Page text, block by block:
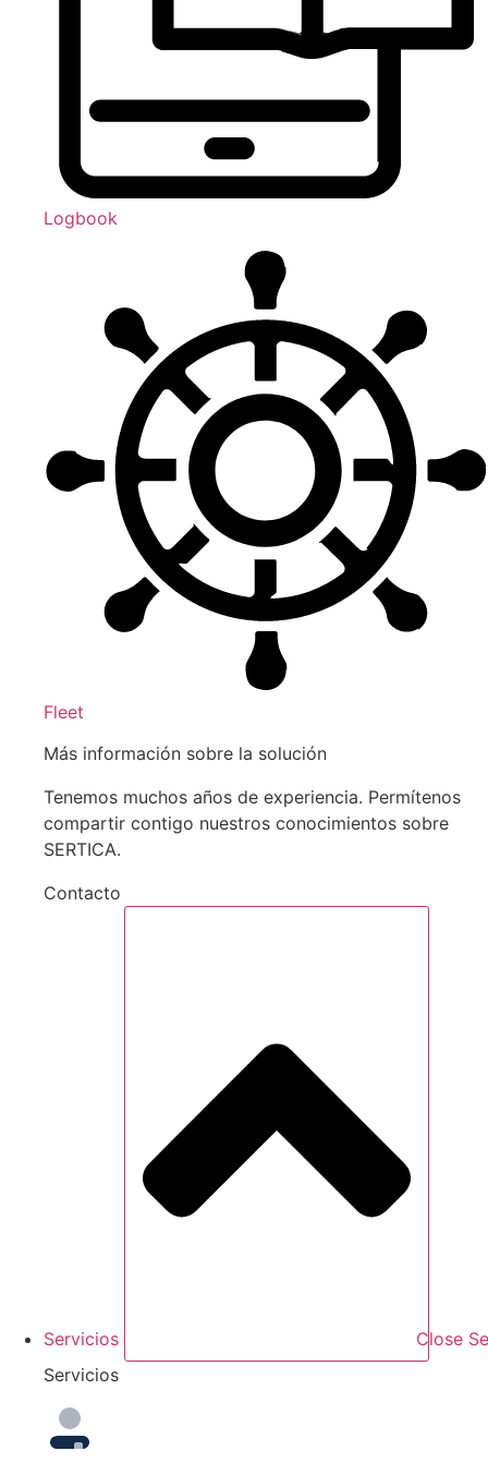
Logbook
Fleet
Más información sobre la solución
Tenemos muchos años de experiencia. Permítenos
compartir contigo nuestros conocimientos sobre
SERTICA.
Contacto
Servicios
Close
Servicios